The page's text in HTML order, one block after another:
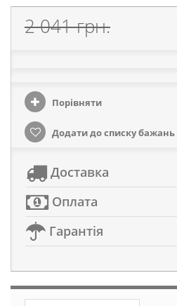
2 041 грн.
Порівняти
Додати до списку бажань
Доставка
Оплата
Гарантія